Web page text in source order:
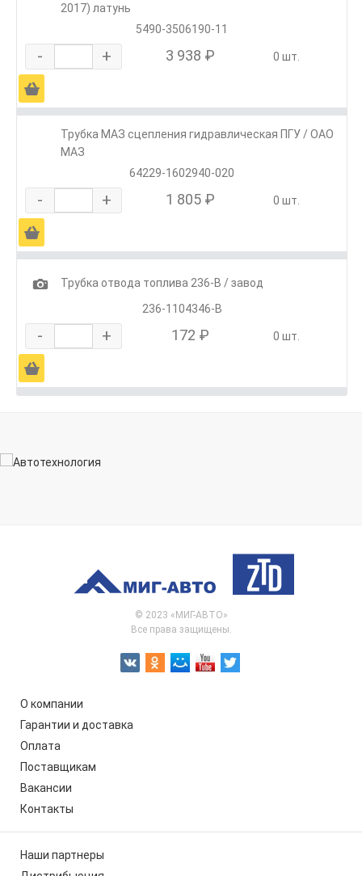
2017) латунь
5490-3506190-11
- + 3 938 ₽ 0 шт.
Ä
Трубка МАЗ сцепления гидравлическая ПГУ / ОАО
МАЗ
64229-1602940-020
- + 1 805 ₽ 0 шт.
Ä
1
Трубка отвода топлива 236-В / завод
236-1104346-В
- + 172 ₽ 0 шт.
Ä
© 2023 «МИГ-АВТО»
Все права защищены.
О компании
Гарантии и доставка
Оплата
Поставщикам
Вакансии
Контакты
Наши партнеры